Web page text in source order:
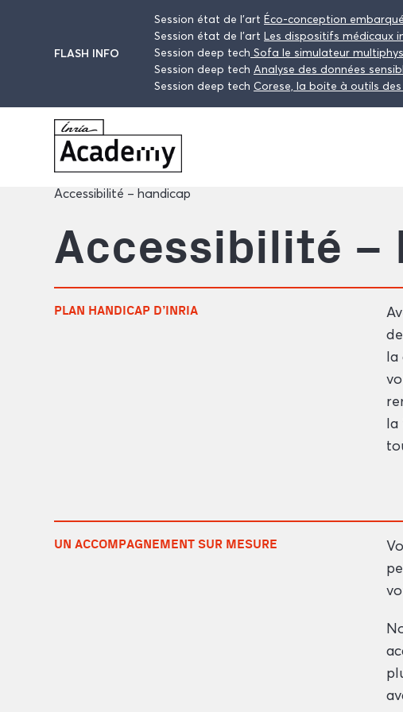
FLASH INFO
Session état de l’art Éco-conception
Session état de l’art Les dispositifs médicaux
Session deep tech Sofa le simulateur
Session deep tech Analyse des données
Session deep tech Corese, la boite à outils
Accessibilité – handicap
Accessibilité –
PLAN HANDICAP D’INRIA
UN ACCOMPAGNEMENT SUR MESURE